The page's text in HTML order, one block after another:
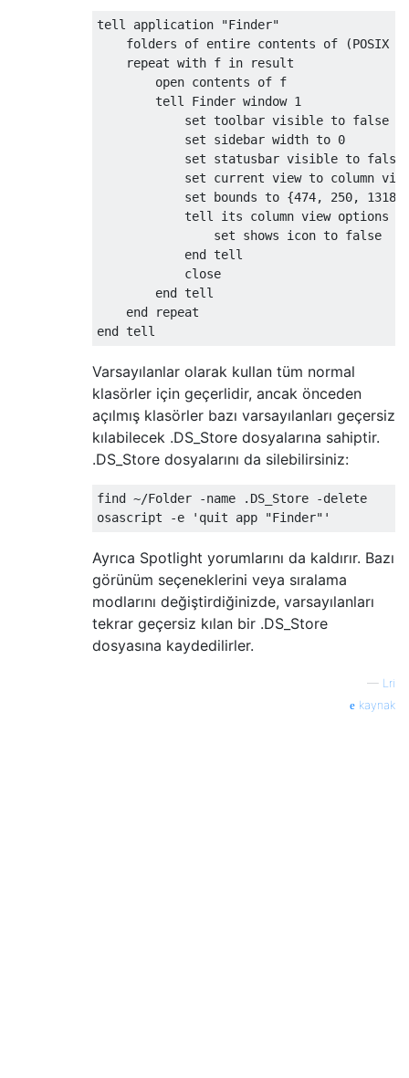
tell application "Finder"
folders of entire contents of (POSIX
    repeat with f in result
        open contents of f
        tell Finder window 1
            set toolbar visible to false
            set sidebar width to 0
            set statusbar visible to false
set current view to column
set bounds to {474, 250, 1318,
            tell its column view options
                set shows icon to false
            end tell
            close
        end tell
    end repeat
Varsayılanlar olarak kullan tüm normal
klasörler için geçerlidir, ancak önceden
açılmış klasörler bazı varsayılanları geçersiz
kılabilecek .DS_Store dosyalarına sahiptir.
.DS_Store dosyalarını da silebilirsiniz:
find ~/Folder -name .DS_Store -delete
Ayrıca Spotlight yorumlarını da kaldırır. Bazı
görünüm seçeneklerini veya sıralama
modlarını değiştirdiğinizde, varsayılanları
tekrar geçersiz kılan bir .DS_Store
dosyasına kaydedilirler.
— Lri
kaynak